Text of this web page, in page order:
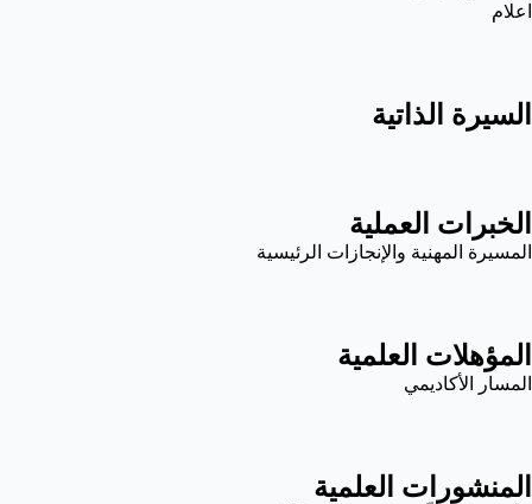
اعلام
السيرة الذاتية
الخبرات العملية
المسيرة المهنية والإنجازات الرئيسية
المؤهلات العلمية
المسار الأكاديمي
المنشورات العلمية